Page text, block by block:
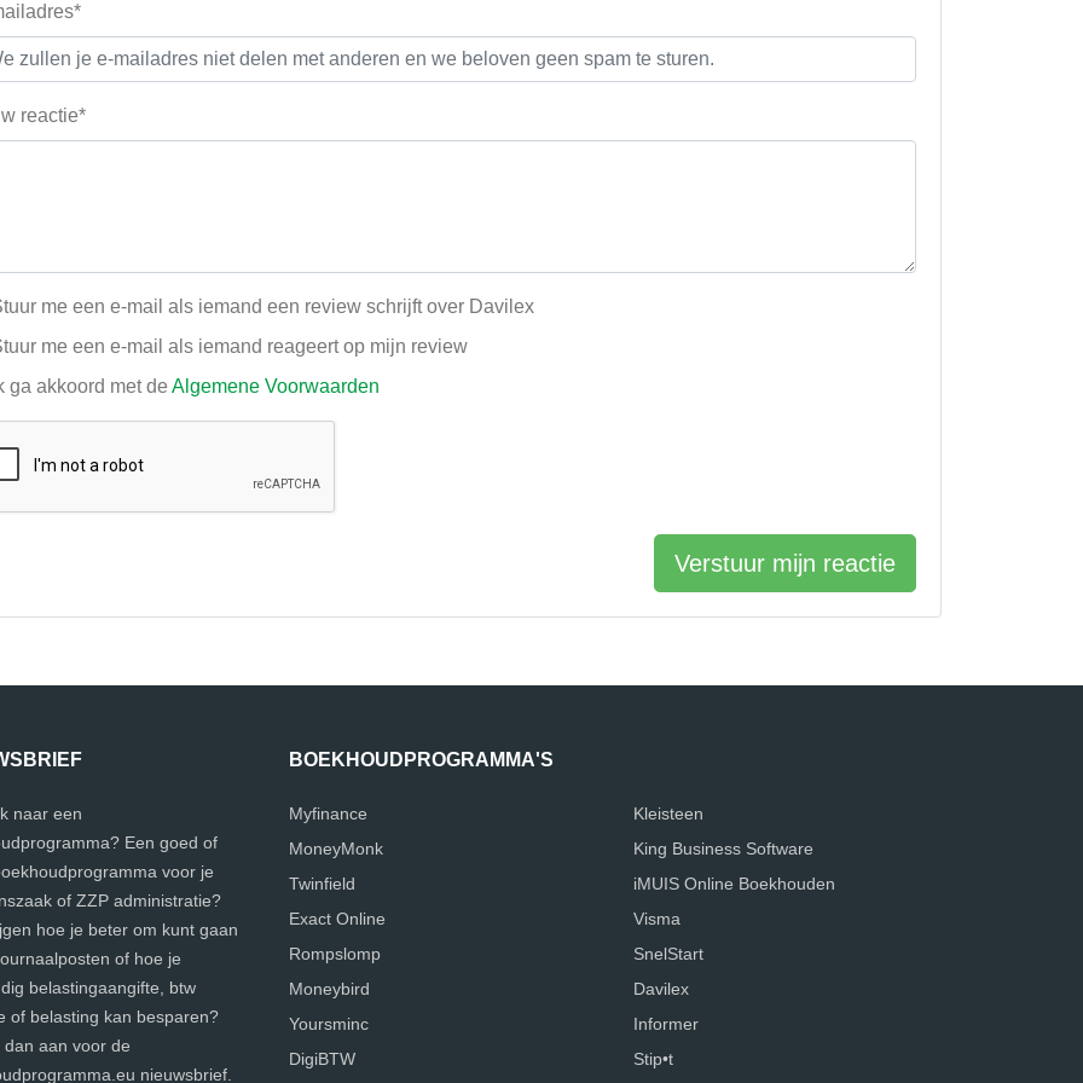
reactie*
me een e-mail als iemand een review schrijft over Davilex
me een e-mail als iemand reageert op mijn review
ga akkoord met de Algemene Voorwaarden
Verstuur mijn reactie
naar een
Een goed of
voor je
of ZZP administratie?
hoe je beter om kunt gaan
of hoe je
belastingaangifte, btw
of belasting kan besparen?
dan aan voor de
nieuwsbrief.
BOEKHOUDPROGRAMMA'S
Myfinance
MoneyMonk
Twinfield
Exact Online
Rompslomp
Moneybird
Yoursminc
DigiBTW
Kleisteen
King Business Software
iMUIS Online Boekhouden
Visma
SnelStart
Davilex
Informer
Stip•t